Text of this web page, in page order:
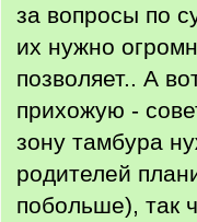
за вопросы по
их нужно
позволяет.. А
прихожую -
зону тамбура
родителей
побольше), так